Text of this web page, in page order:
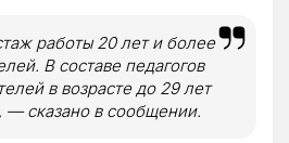
работы 20 лет и более
В составе педагогов
в возрасте до 29 лет
— сказано в сообщении.